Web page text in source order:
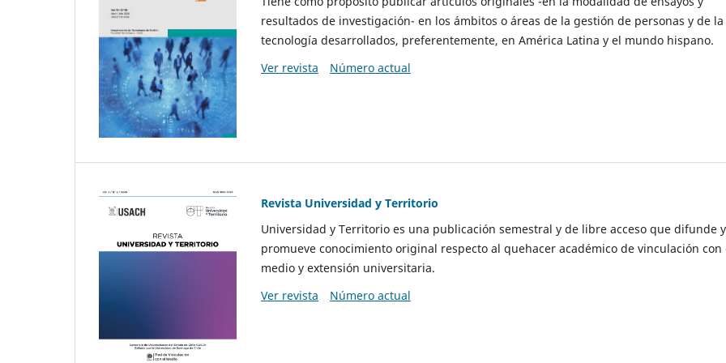
resultados de investigación- en los ámbitos o áreas de la gestión de personas y de la
tecnología desarrollados, preferentemente, en América Latina y el mundo hispano.
Ver revista
Número actual
Revista Universidad y Territorio
Universidad y Territorio es una publicación semestral y de libre acceso que difunde y
promueve conocimiento original respecto al quehacer académico de vinculación con
medio y extensión universitaria.
Ver revista
Número actual